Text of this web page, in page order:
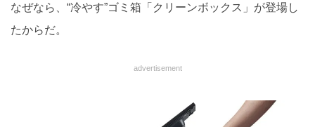
なぜなら、“冷やす”ゴミ箱「クリーンボックス」が登場し
たからだ。
advertisement